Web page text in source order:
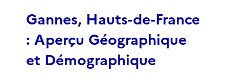
Gannes, Hauts-de-France
: Aperçu Géographique
et Démographique